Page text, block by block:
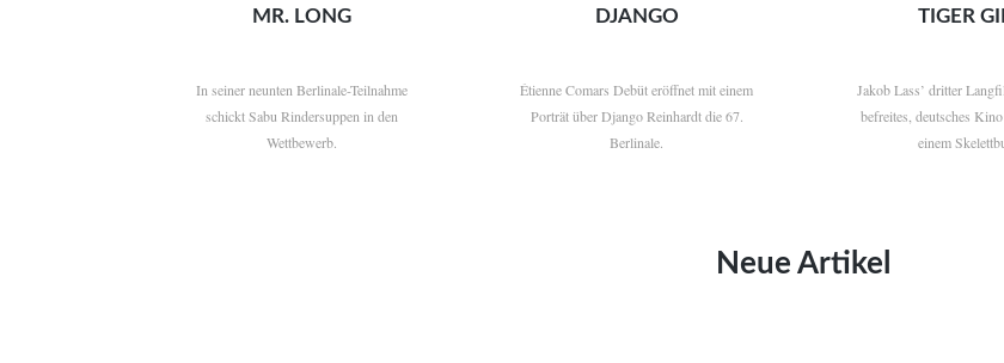
MR. LONG
In seiner neunten Berlinale-Teilnahme
schickt Sabu Rindersuppen in den
Wettbewerb.
DJANGO
Étienne Comars Debüt eröffnet mit einem
Porträt über Django Reinhardt die 67.
Berlinale.
TIGER
Jakob Lass’ dritter
befreites, deutsches
einem
Neue Artikel